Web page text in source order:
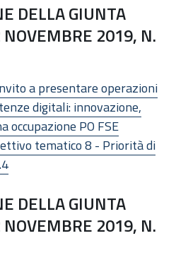
DELLA GIUNTA
NOVEMBRE 2019, N.
a presentare operazioni
digitali: innovazione,
occupazione PO FSE
tematico 8 - Priorità di
DELLA GIUNTA
NOVEMBRE 2019, N.